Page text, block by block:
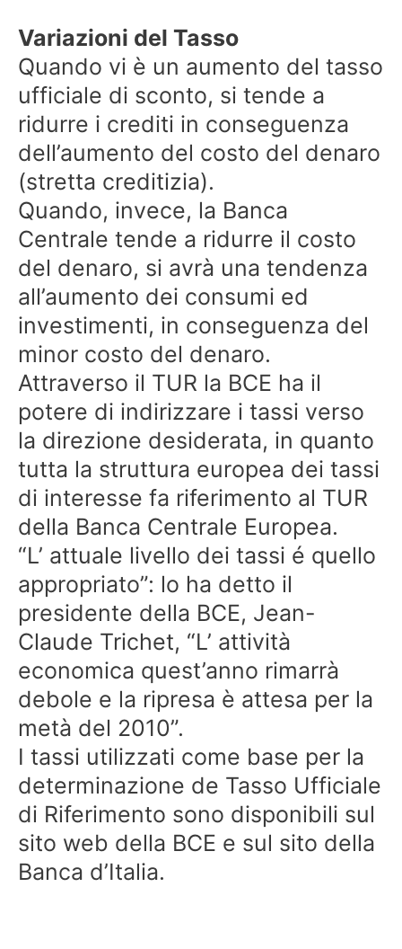
Variazioni del Tasso
Quando vi è un aumento del tasso
ufficiale di sconto, si tende a
ridurre i crediti in conseguenza
dell’aumento del costo del denaro
(stretta creditizia).
Quando, invece, la Banca
Centrale tende a ridurre il costo
del denaro, si avrà una tendenza
all’aumento dei consumi ed
investimenti, in conseguenza del
minor costo del denaro.
Attraverso il TUR la BCE ha il
potere di indirizzare i tassi verso
la direzione desiderata, in quanto
tutta la struttura europea dei tassi
di interesse fa riferimento al TUR
della Banca Centrale Europea.
“L’ attuale livello dei tassi é quello
appropriato”: lo ha detto il
presidente della BCE, Jean-
Claude Trichet, “L’ attività
economica quest’anno rimarrà
debole e la ripresa è attesa per la
metà del 2010”.
I tassi utilizzati come base per la
determinazione de Tasso Ufficiale
di Riferimento sono disponibili sul
sito web della BCE e sul sito della
Banca d’Italia.